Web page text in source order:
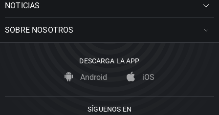
NOTICIAS
SOBRE NOSOTROS
DESCARGA LA APP
Android iOS
SÍGUENOS EN